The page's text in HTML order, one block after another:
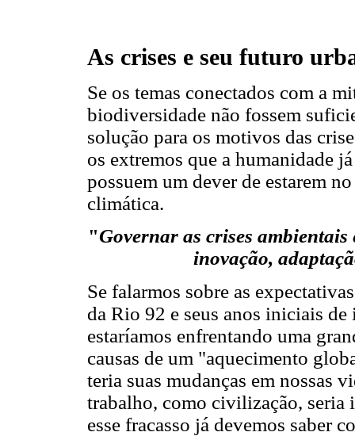
As crises e seu futuro
Se os temas conectados com a
biodiversidade não fossem
solução para os motivos das
os extremos que a humanidade
possuem um dever de estarem
climática.
"Governar as crises ambientais
inovação,
Se falarmos sobre as
da Rio 92 e seus anos iniciais
estaríamos enfrentando uma
causas de um "aquecimento
teria suas mudanças em nossas
trabalho, como civilização, seria
esse fracasso já devemos saber